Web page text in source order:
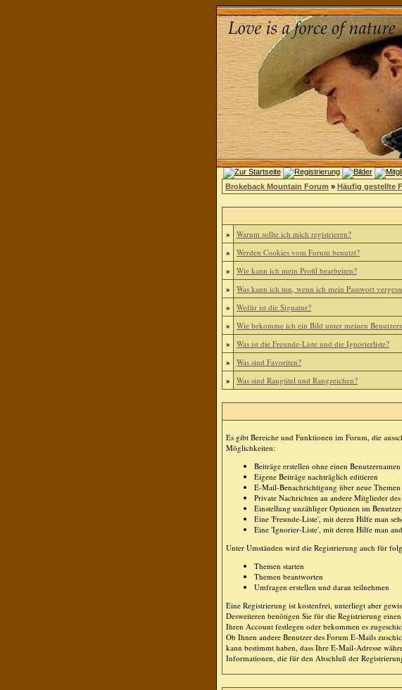
Brokeback Mountain Forum » Häufig gestellte
»
Warum sollte ich mich registrieren?
» Werden Cookies vom Forum benutzt?
» Wie kann ich mein Profil bearbeiten?
» Was kann ich tun, wenn ich mein Passwort
» Wofür ist die Signatur?
» Wie bekomme ich ein Bild unter meinen
» Was ist die Freunde-Liste und die Ignorierliste?
» Was sind Favoriten?
» Was sind Rangtitel und Rangzeichen?
Es gibt Bereiche und Funktionen im Forum, die
Möglichkeiten:
Beiträge erstellen ohne einen
Eigene Beiträge nachträglich editieren
E-Mail-Benachrichtigung über neue
Private Nachrichten an andere Mitglieder
Einstellung unzähliger Optionen im
Eine 'Freunde-Liste', mit deren Hilfe man
Eine 'Ignorier-Liste', mit deren Hilfe man
Unter Umständen wird die Registrierung auch für
Themen starten
Themen beantworten
Umfragen erstellen und daran teilnehmen
Eine Registrierung ist kostenfrei, unterliegt aber
Desweiteren benötigen Sie für die Registrierung
Ihren Account festlegen oder bekommen es
Ob Ihnen andere Benutzer des Forum E-Mails
kann bestimmt haben, dass Ihre E-Mail-Adresse
Informationen, die für den Abschluß der